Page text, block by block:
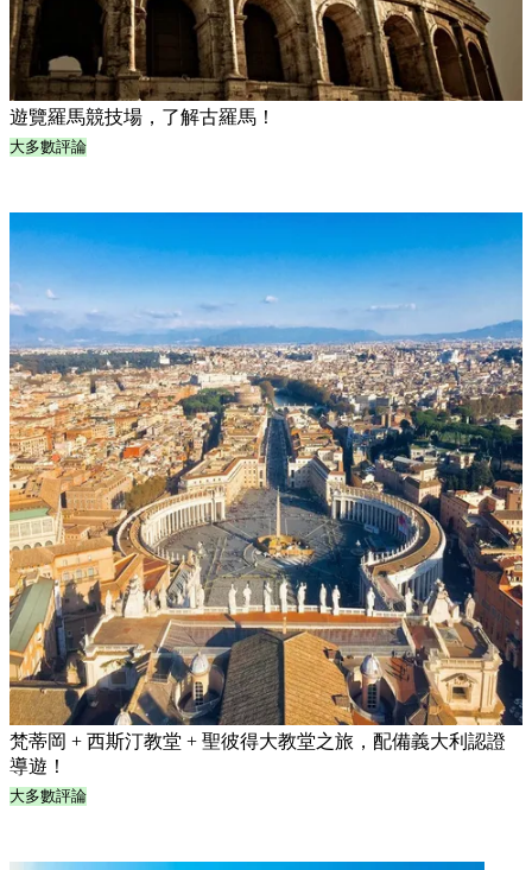
遊覽羅馬競技場，了解古羅馬！
大多數評論
梵蒂岡 + 西斯汀教堂 + 聖彼得大教堂之旅，配備義大利認證
導遊！
大多數評論